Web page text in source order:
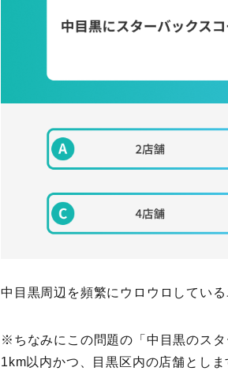
中目黒周辺を頻繁にウロウロしてい
※ちなみにこの問題の「中目黒のス
1km以内かつ、目黒区内の店舗としま